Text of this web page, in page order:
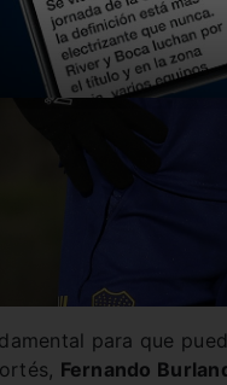
para que
Fernando